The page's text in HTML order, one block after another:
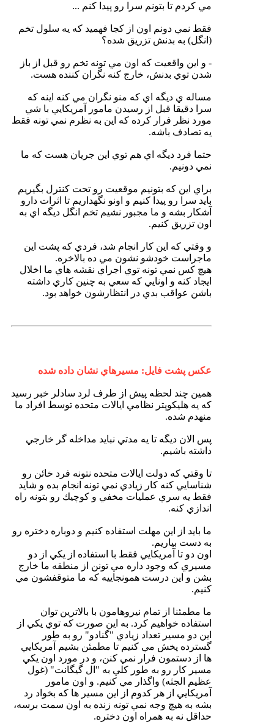
مي كردم تا بتونم سرا رو پيدا كنم ...
فقط نمي دونم اون از كجا فهميد كه يه سلول تخم
(انگل) به بدنش تزريق شده؟
- و اين واقعيت كه اون مي تونه تخم رو قبل از باز
شدن توي بدنش، خارج كنه نگران كننده هست.
مساله ي ديگه اي كه منو نگران مي كنه اينه كه
سرا دقيقا قبل از رسيدن مامور آمريكايي با شي
مورد نظر فرار كرده كه اين به نظرم نمي تونه فقط
يه تصادف باشه.
حتما فرد ديگه اي هم توي اين جريان هست كه ما
نمي دونيم.
براي اين كه بتونيم موقعيت رو تحت كنترل بگيريم
بايد سرا رو پيدا كنيم و اونو نگهداريم تا اثرات دارو
آشكار بشه و ما مجبور نشيم تخم انگل ديگه اي به
اون تزريق كنيم.
و وقتي كه اين كار انجام شد، فردي كه پشت اين
ماجراست خودشو نشون مي ده بالاخره.
هيچ كس نمي تونه توي اجراي نقشه هاي ما اخلال
ايجاد كنه و اونايي كه سعي به چنين كاري داشته
باشن عواقب بدي در انتظارشون خواهد بود.
عكس پشت فايل: مسيرهاي نشان داده شده
همين چند لحظه پيش از طرف لرد سادلر خبر رسيد
كه يه هليكوپتر نظامي ايالات متحده توسط افراد ما
منهدم شده.
پس الان ديگه تا يه مدتي نبايد مداخله گر خارجي
داشته باشيم.
تا وقتي كه دولت ايالات متحده نتونه فرد خائن رو
شناسايي كنه كار زيادي نمي تونه انجام بده و شايد
فقط يه سري عمليات مخفي و كوچيك رو بتونه راه
اندازي كنه.
ما بايد از اين مهلت استفاده كنيم و دوباره دختره رو
به دست بياريم.
اون دو تا آمريكايي فقط با استفاده از يكي از دو
مسيري كه وجود داره مي تونن از منطقه ما خارج
بشن و اين درست همونجاييه كه ما متوقفشون مي
كنيم.
ما مطمئنا از تمام نيروهامون با بالاترين توان
استفاده خواهيم كرد. به اين صورت كه توي يكي از
اين دو مسير تعداد زيادي "گنادو" رو به طور
گسترده پخش مي كنيم تا مطمئن بشيم آمريكايي
ها از دستمون فرار نمي كنن، و در مورد اون يكي
مسير كار رو به طور كلي به "ال گيگانت" (غول
عظيم الجثه) واگذار مي كنيم. و اون مامور
آمريكايي از هر كدوم از اين مسير ها كه بخواد رد
بشه به هيچ وجه نمي تونه زنده به اون سمت برسه،
حداقل نه به همراه اون دختره.